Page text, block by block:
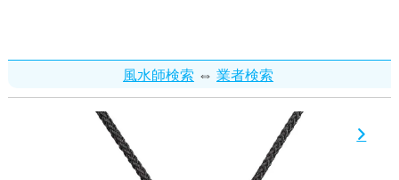
風水師検索 ⇔ 業者検索